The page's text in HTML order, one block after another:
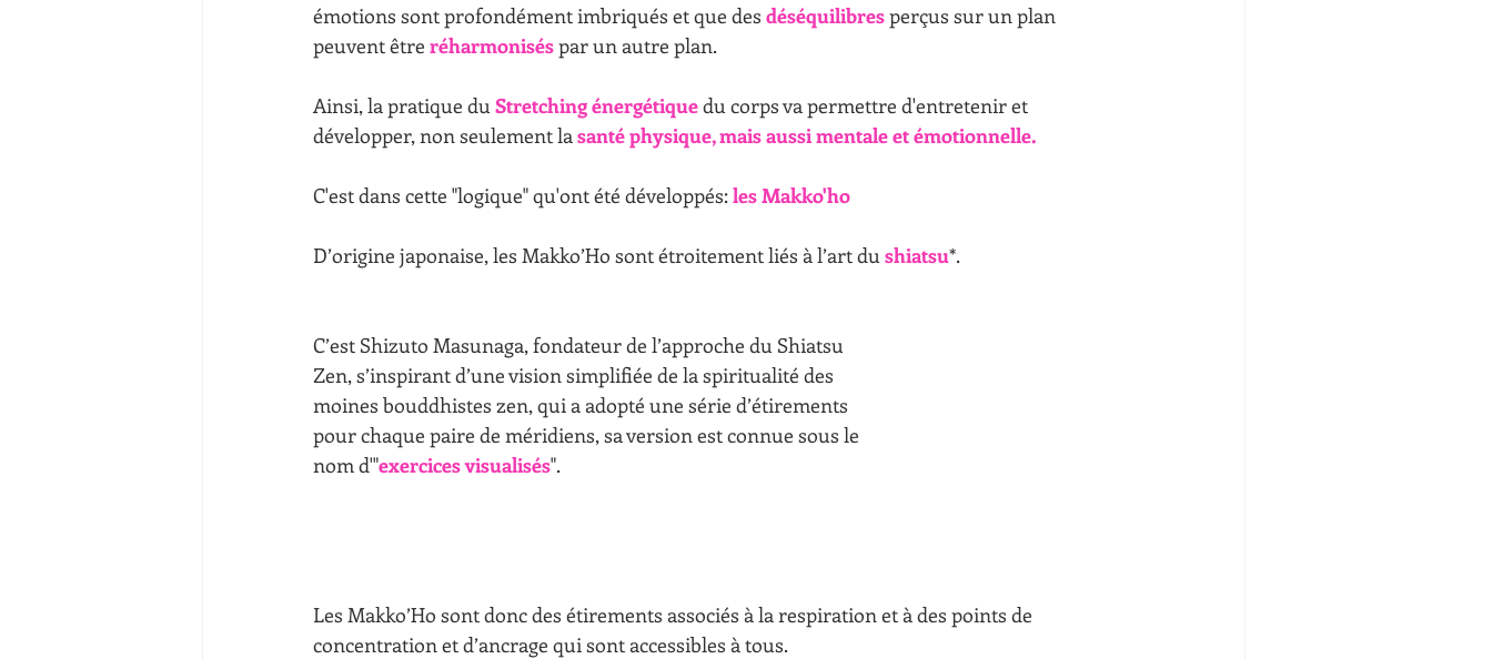
émotions sont profondément imbriqués et que des déséquilibres perçus sur un plan
peuvent être réharmonisés par un autre plan.
Ainsi, la pratique du Stretching énergétique du corps va permettre d'entretenir et
développer, non seulement la santé physique, mais aussi mentale et émotionnelle.
C'est dans cette "logique" qu'ont été développés: les Makko'ho
D’origine japonaise, les Makko’Ho sont étroitement liés à l’art du shiatsu*.
C’est Shizuto Masunaga, fondateur de l’approche du Shiatsu
Zen, s’inspirant d’une vision simplifiée de la spiritualité des
moines bouddhistes zen, qui a adopté une série d’étirements
pour chaque paire de méridiens, sa version est connue sous le
nom d'"exercices visualisés".
Les Makko’Ho sont donc des étirements associés à la respiration et à des points de
concentration et d’ancrage qui sont accessibles à tous.